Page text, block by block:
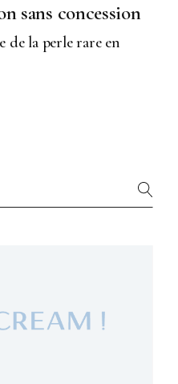
sans concession
de la perle rare en